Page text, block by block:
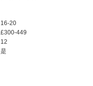
16-20
£300-449
12
是